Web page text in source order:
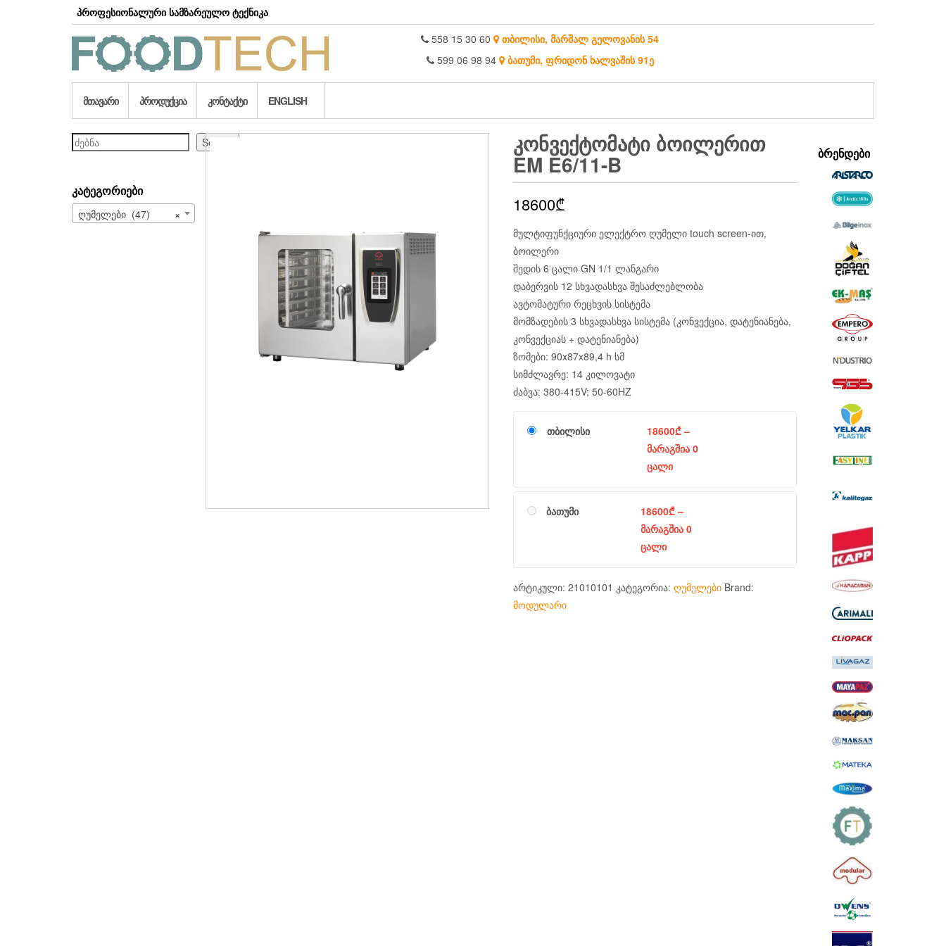
პროფესიონალური სამზარეულო ტექნიკა
558 15 30 60
თბილისი, მარშალ გელოვანის 54
599 06 98 94
ბათუმი, ფრიდონ ხალვაშის 91ე
ᲛᲗᲐᲕᲐᲠᲘ ᲞᲠᲝᲓᲣᲥᲪᲘᲐ ᲙᲝᲜᲢᲐᲥᲢᲘ ENGLISH
ძებნა Search
ᲙᲐᲢᲔᲒᲝᲠᲘᲔᲑᲘ
×
ღუმელები (47)
ᲙᲝᲜᲕᲔᲥᲢᲝᲛᲐᲢᲘ ᲑᲝᲘᲚᲔᲠᲘᲗ
EM E6/11-B
18600₾
მულტიფუნქციური ელექტრო ღუმელი touch screen-ით,
ბოილერი
შედის 6 ცალი GN 1/1 ლანგარი
დაბერვის 12 სხვადასხვა შესაძლებლობა
ავტომატური რეცხვის სისტემა
მომზადების 3 სხვადასხვა სისტემა (კონვექცია, დატენიანება,
კონვექციას + დატენიანება)
ზომები: 90x87x89,4 h სმ
სიმძლავრე: 14 კილოვატი
ძაბვა: 380-415V; 50-60HZ
თბილისი 18600₾–
მარაგშია 0
ცალი
ბათუმი 18600₾–
მარაგშია 0
ცალი
არტიკული: 21010101 კატეგორია: ღუმელები Brand:
მოდულარი
ᲑᲠᲔᲜᲓᲔᲑᲘ